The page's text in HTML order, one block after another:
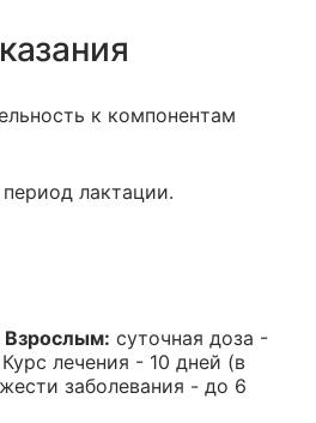
к компонентам
период лактации.
Взрослым: суточная доза -
лечения - 10 дней (в
заболевания - до 6